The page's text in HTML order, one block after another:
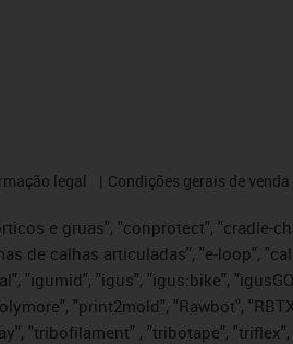
legal Condições gerais de venda
e gruas", "conprotect", "cradle-
de calhas articuladas", "e-loop",
"igumid", "igus", "igus:bike",
"print2mold", "Rawbot",
"tribofilament" , "tribotape",